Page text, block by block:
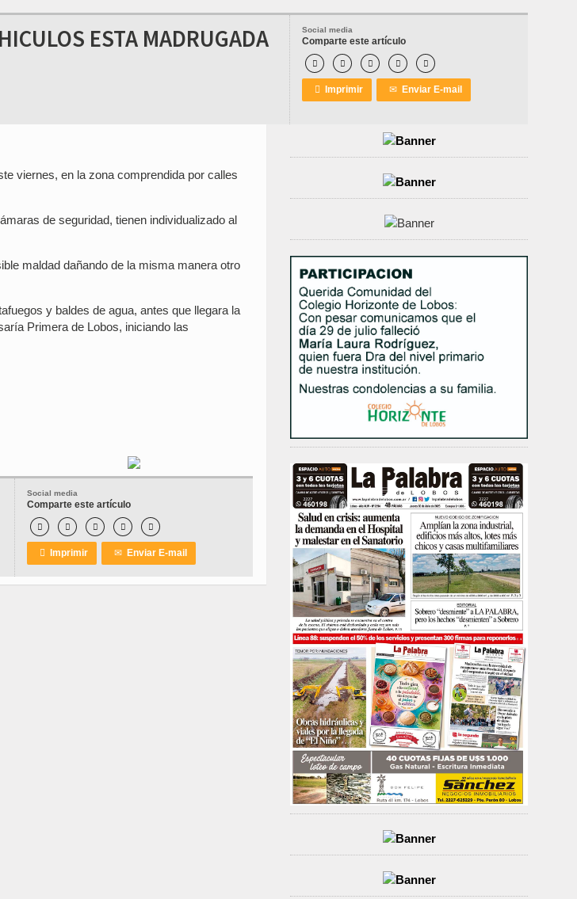
Social media
Comparte este artículo
    
 Imprimir ✉ Enviar E-mail
ESTA MADRUGADA
viernes, en la zona comprendida por calles
de seguridad, tienen individualizado al
maldad dañando de la misma manera otro
y baldes de agua, antes que llegara la
Primera de Lobos, iniciando las
Social media
Comparte este artículo
    
 Imprimir ✉ Enviar E-mail